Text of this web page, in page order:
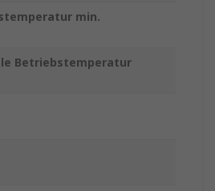
min.
Betriebstemperatur